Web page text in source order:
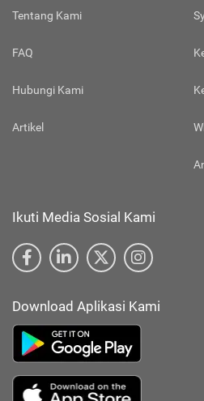
Tentang Kami
FAQ
Hubungi Kami
Artikel
Ikuti Media Sosial Kami
Download Aplikasi Kami